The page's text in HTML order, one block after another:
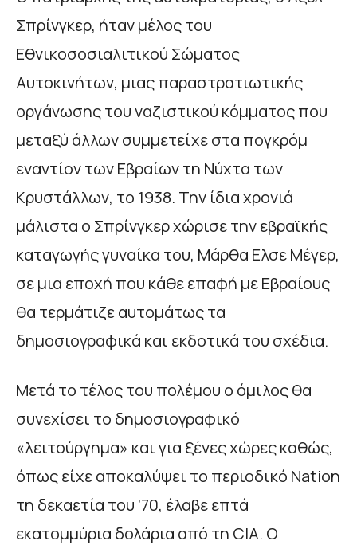
Σπρίνγκερ, ήταν μέλος του
Εθνικοσοσιαλιτικού Σώματος
Αυτοκινήτων, μιας παραστρατιωτικής
οργάνωσης του ναζιστικού κόμματος που
μεταξύ άλλων συμμετείχε στα πογκρόμ
εναντίον των Εβραίων τη Νύχτα των
Κρυστάλλων, το 1938. Την ίδια χρονιά
μάλιστα ο Σπρίνγκερ χώρισε την εβραϊκής
καταγωγής γυναίκα του, Μάρθα Ελσε Μέγερ,
σε μια εποχή που κάθε επαφή με Εβραίους
θα τερμάτιζε αυτομάτως τα
δημοσιογραφικά και εκδοτικά του σχέδια.
Μετά το τέλος του πολέμου ο όμιλος θα
συνεχίσει το δημοσιογραφικό
«λειτούργημα» και για ξένες χώρες καθώς,
όπως είχε αποκαλύψει το περιοδικό Nation
τη δεκαετία του ’70, έλαβε επτά
εκατομμύρια δολάρια από τη CIA. Ο